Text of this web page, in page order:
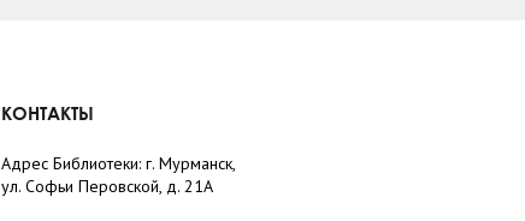
КОНТАКТЫ
Адрес Библиотеки: г. Мурманск,
ул. Софьи Перовской, д. 21А